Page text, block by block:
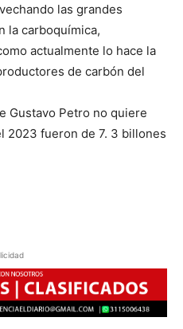
las grandes
la carboquímica,
actualmente lo hace la
de carbón del
Gustavo Petro no quiere
2023 fueron de 7. 3 billones